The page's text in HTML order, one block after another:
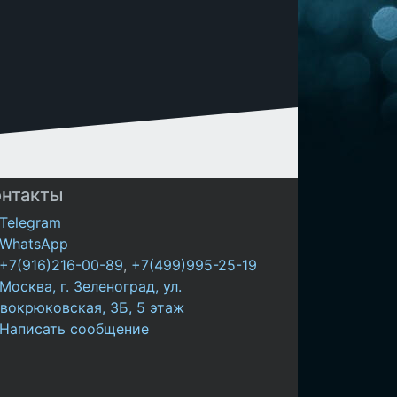
00-89, +7(499)995-25-19
г. Зеленоград, ул.
3Б, 5 этаж
сообщение